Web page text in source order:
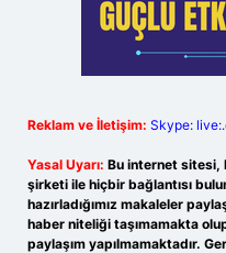
Reklam ve İletişim: Skype:
Yasal Uyarı: Bu internet sitesi,
şirketi ile hiçbir bağlantısı
hazırladığımız makaleler
haber niteliği taşımamakta
paylaşım yapılmamaktadır.